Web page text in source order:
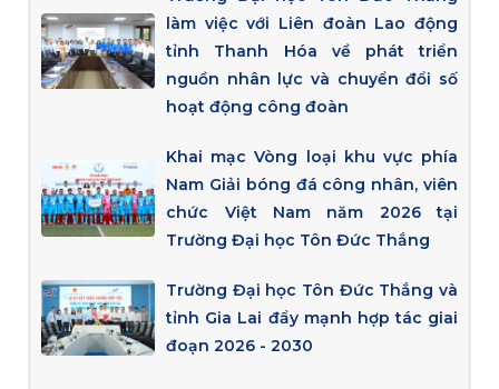
làm việc với Liên đoàn Lao động
tỉnh Thanh Hóa về phát triển
nguồn nhân lực và chuyển đổi số
hoạt động công đoàn
Khai mạc Vòng loại khu vực phía
Nam Giải bóng đá công nhân, viên
chức Việt Nam năm 2026 tại
Trường Đại học Tôn Đức Thắng
Trường Đại học Tôn Đức Thắng và
tỉnh Gia Lai đẩy mạnh hợp tác giai
đoạn 2026 - 2030